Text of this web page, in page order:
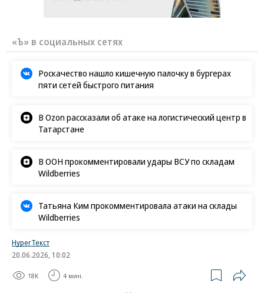
«Ъ» в социальных сетях
Роскачество нашло кишечную палочку в бургерах
пяти сетей быстрого питания
В Ozon рассказали об атаке на логистический центр в
Татарстане
В ООН прокомментировали удары ВСУ по складам
Wildberries
Татьяна Ким прокомментировала атаки на склады
Wildberries
HyperТекст
20.06.2026, 10:02
18K 4 мин.